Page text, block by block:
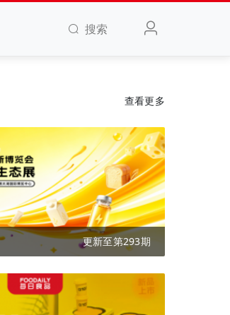
搜索
查看更多
更新至第293期